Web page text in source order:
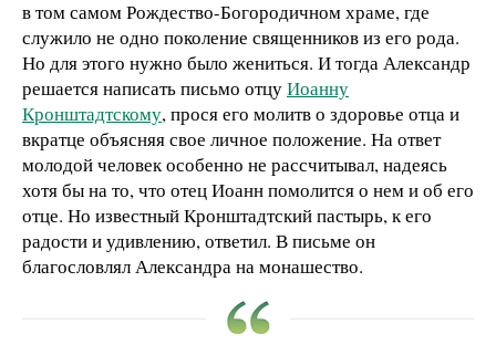
в том самом Рождество-Богородичном храме, где
служило не одно поколение священников из его рода.
Но для этого нужно было жениться. И тогда Александр
решается написать письмо отцуИоанну
Кронштадтскому, прося его молитв о здоровье отца и
вкратце объясняя свое личное положение. На ответ
молодой человек особенно не рассчитывал, надеясь
хотя бы на то, что отец Иоанн помолится о нем и об его
отце. Но известный Кронштадтский пастырь, к его
радости и удивлению, ответил. В письме он
благословлял Александра на монашество.